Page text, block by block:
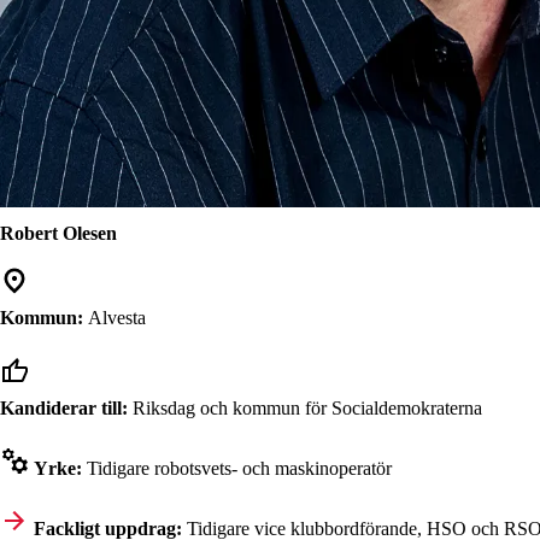
Robert Olesen
Kommun: Alvesta
Kandiderar till: Riksdag och kommun för Socialdemokraterna
Yrke: Tidigare robotsvets- och maskinoperatör
Fackligt uppdrag: Tidigare vice klubbordförande, HSO och